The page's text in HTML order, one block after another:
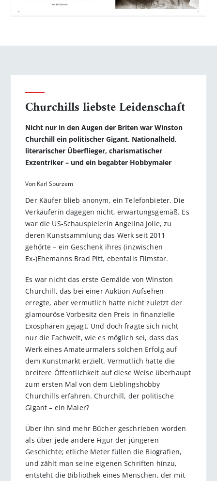
Churchills liebste Leidenschaft
Nicht nur in den Augen der Briten war Winston
Churchill ein ­politischer Gigant, Nationalheld,
literarischer Überflieger, ­charismatischer
Exzentriker – und ein begabter Hobbymaler
Von Karl Spurzem
Der Käufer blieb anonym, ein Telefonbieter. Die
Verkäuferin dagegen nicht, erwartungsgemäß. Es
war die US-Schauspielerin Angelina Jolie, zu
deren Kunstsammlung das Werk seit 2011
gehörte – ein Geschenk ihres (inzwischen
Ex-)Ehemanns Brad Pitt, ebenfalls Filmstar.
Es war nicht das erste Gemälde von Winston
Churchill, das bei einer Auktion Aufsehen
erregte, aber vermutlich hatte nicht zuletzt der
glamouröse Vorbesitz den Preis in finanzielle
Exosphären gejagt. Und doch fragte sich nicht
nur die Fachwelt, wie es möglich sei, dass das
Werk eines Amateurmalers solchen Erfolg auf
dem Kunstmarkt erzielt. Vermutlich hatte die
breitere Öffentlichkeit auf diese Weise überhaupt
zum ersten Mal von dem Lieblingshobby
Churchills erfahren. Churchill, der politische
Gigant – ein Maler?
Über ihn sind mehr Bücher geschrieben worden
als über jede andere Figur der jüngeren
Geschichte; etliche Meter füllen die Biografien,
und zählt man seine eigenen Schriften hinzu,
entsteht die Bibliothek eines Menschen, der mit